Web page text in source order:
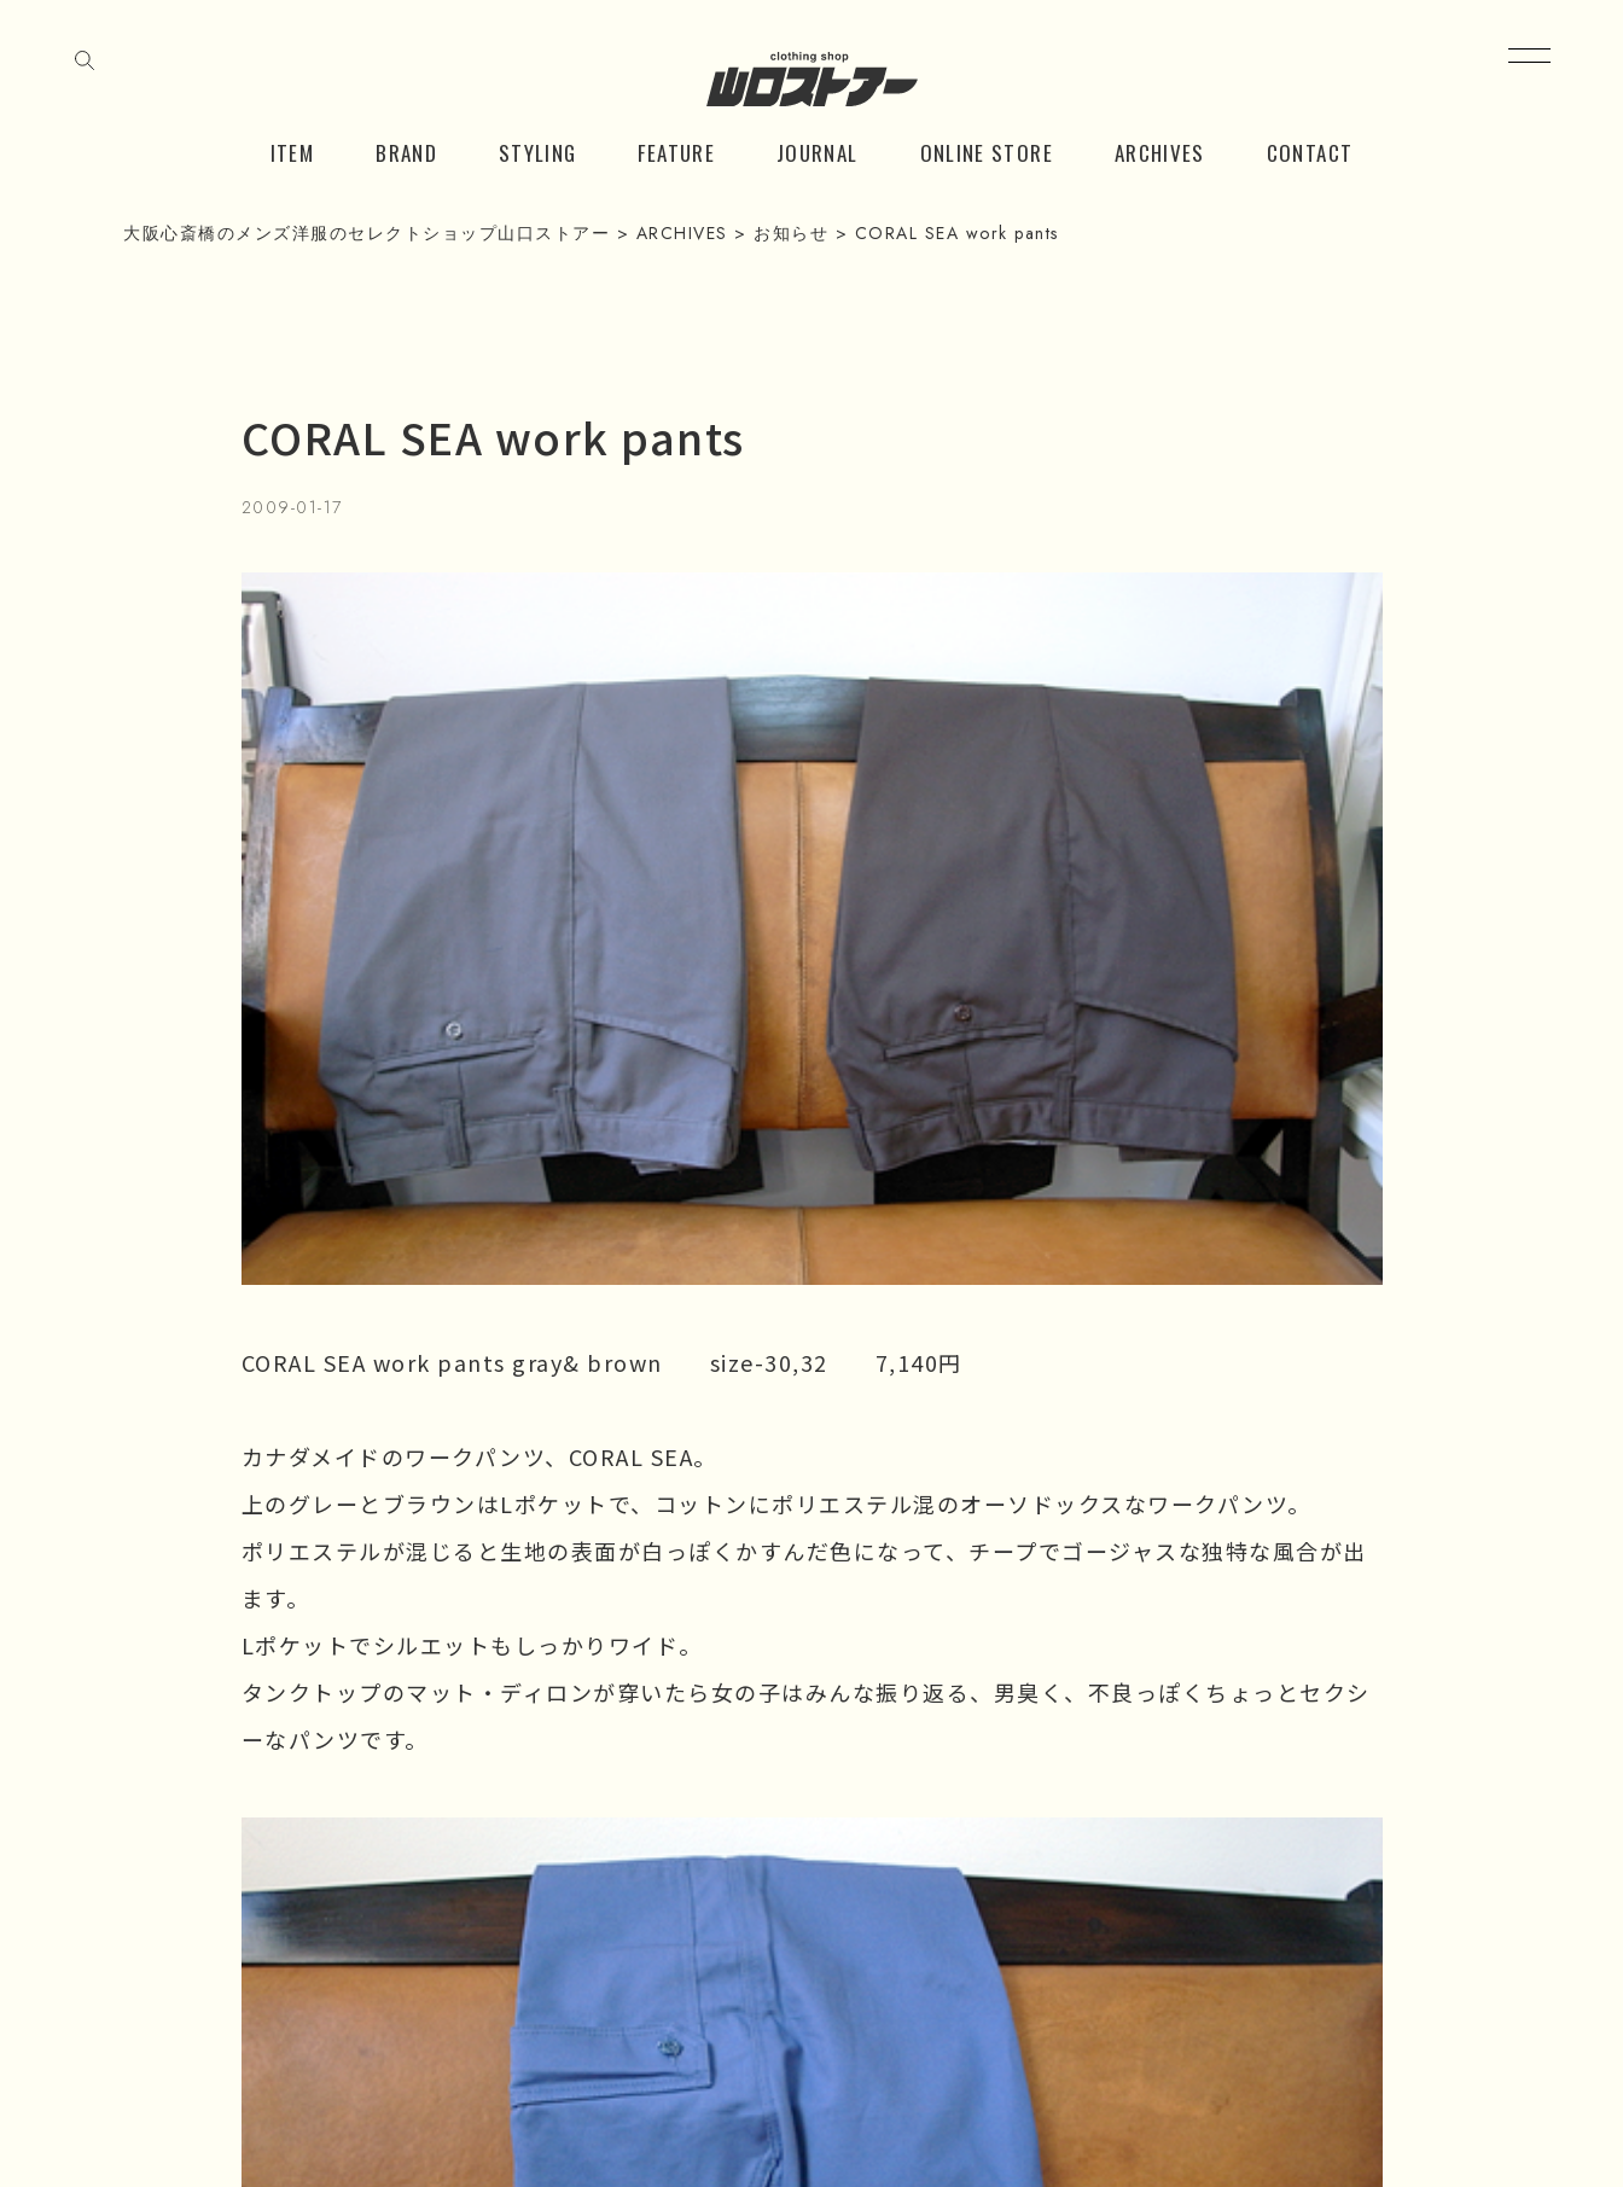
ITEM BRAND STYLING FEATURE JOURNAL ONLINE STORE ARCHIVES CONTACT
大阪心斎橋のメンズ洋服のセレクトショップ山口ストアー > ARCHIVES > お知らせ > CORAL SEA work pants
CORAL SEA work pants
2009-01-17
CORAL SEA work pants gray& brown size-30,32 7,140円
カナダメイドのワークパンツ、CORAL SEA。
上のグレーとブラウンはLポケットで、コットンにポリエステル混のオーソドックスなワークパンツ。
ポリエステルが混じると生地の表面が白っぽくかすんだ色になって、チープでゴージャスな独特な風合が出
ます。
Lポケットでシルエットもしっかりワイド。
タンクトップのマット・ディロンが穿いたら女の子はみんな振り返る、男臭く、不良っぽくちょっとセクシ
ーなパンツです。